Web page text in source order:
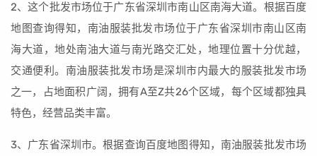
2、这个批发市场位于广东省深圳市南山区南海大道。根据百度
地图查询得知，南油服装批发市场位于广东省深圳市南山区南
海大道，地处南油大道与南光路交汇处，地理位置十分优越，
交通便利。南油服装批发市场是深圳市内最大的服装批发市场
之一，占地面积广阔，拥有A至Z共26个区域，每个区域都独具
特色，经营品类丰富。
3、广东省深圳市。根据查询百度地图得知，南油服装批发市场